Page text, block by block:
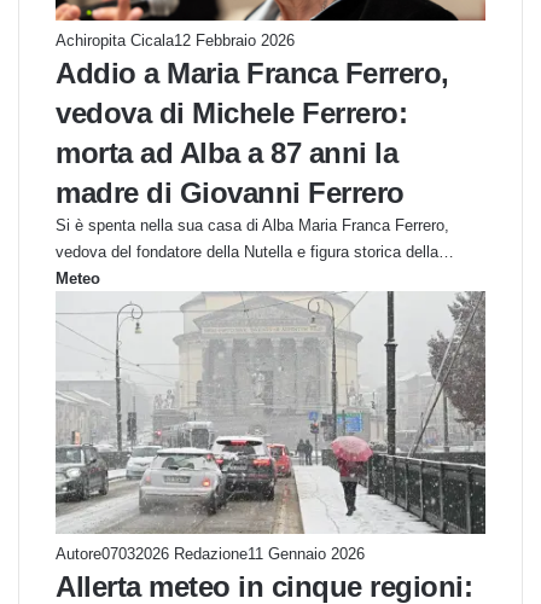
Achiropita Cicala12 Febbraio 2026
Addio a Maria Franca Ferrero,
vedova di Michele Ferrero:
morta ad Alba a 87 anni la
madre di Giovanni Ferrero
Si è spenta nella sua casa di Alba Maria Franca Ferrero,
vedova del fondatore della Nutella e figura storica della…
Meteo
Autore07032026 Redazione11 Gennaio 2026
Allerta meteo in cinque regioni: